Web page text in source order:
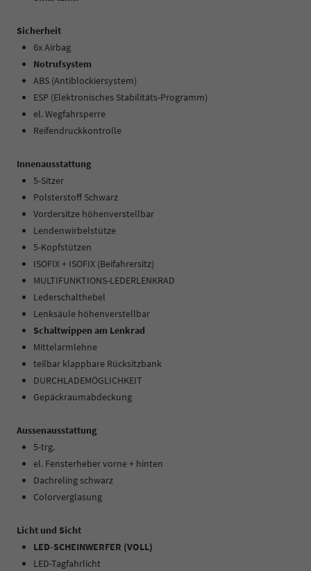
Sicherheit
6x Airbag
Notrufsystem
ABS (Antiblockiersystem)
ESP (Elektronisches Stabilitäts-Programm)
el. Wegfahrsperre
Reifendruckkontrolle
Innenausstattung
5-Sitzer
Polsterstoff Schwarz
Vordersitze höhenverstellbar
Lendenwirbelstütze
5-Kopfstützen
ISOFIX + ISOFIX (Beifahrersitz)
MULTIFUNKTIONS-LEDERLENKRAD
Lederschalthebel
Lenksäule höhenverstellbar
Schaltwippen am Lenkrad
Mittelarmlehne
teilbar klappbare Rücksitzbank
DURCHLADEMÖGLICHKEIT
Gepäckraumabdeckung
Aussenausstattung
5-trg.
el. Fensterheber vorne + hinten
Dachreling schwarz
Colorverglasung
Licht und Sicht
LED-SCHEINWERFER (VOLL)
LED-Tagfahrlicht